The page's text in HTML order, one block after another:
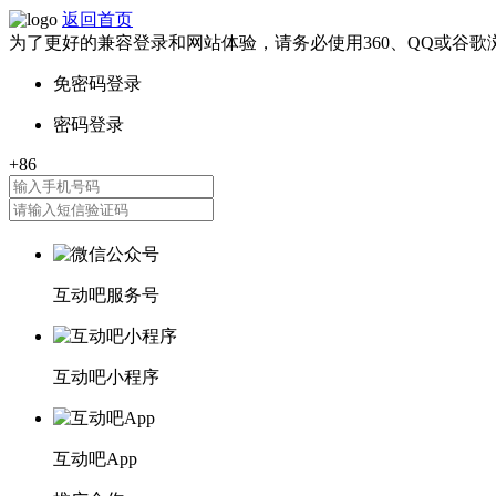
返回首页
为了更好的兼容登录和网站体验，请务必使用360、QQ或谷歌
互动吧服务号
互动吧小程序
互动吧App